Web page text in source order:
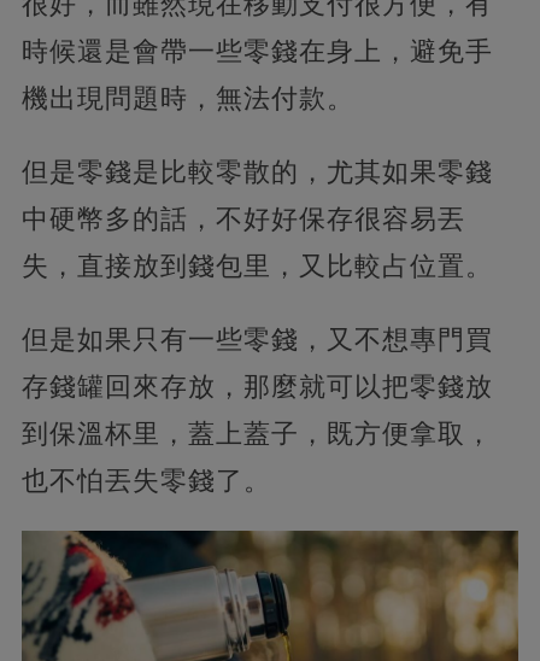
時候還是會帶一些零錢在身上，避免手
機出現問題時，無法付款。
但是零錢是比較零散的，尤其如果零錢
中硬幣多的話，不好好保存很容易丟
失，直接放到錢包里，又比較占位置。
但是如果只有一些零錢，又不想專門買
存錢罐回來存放，那麼就可以把零錢放
到保溫杯里，蓋上蓋子，既方便拿取，
也不怕丟失零錢了。